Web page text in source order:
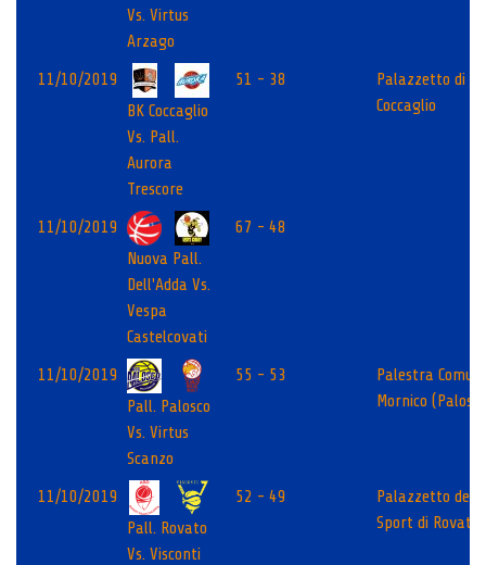
Vs. Virtus
Arzago
11/10/2019
BK Coccaglio
Vs. Pall.
Aurora
Trescore
51 - 38
Palazzetto di
Coccaglio
11/10/2019
Nuova Pall.
Dell'Adda Vs.
Vespa
Castelcovati
67 - 48
11/10/2019
Pall. Palosco
Vs. Virtus
Scanzo
55 - 53
Palestra
Mornico
11/10/2019
Pall. Rovato
Vs. Visconti
52 - 49
Palazzetto dello
Sport di Rovato